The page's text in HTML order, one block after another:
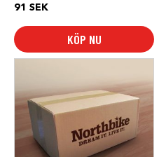
91 SEK
KÖP NU